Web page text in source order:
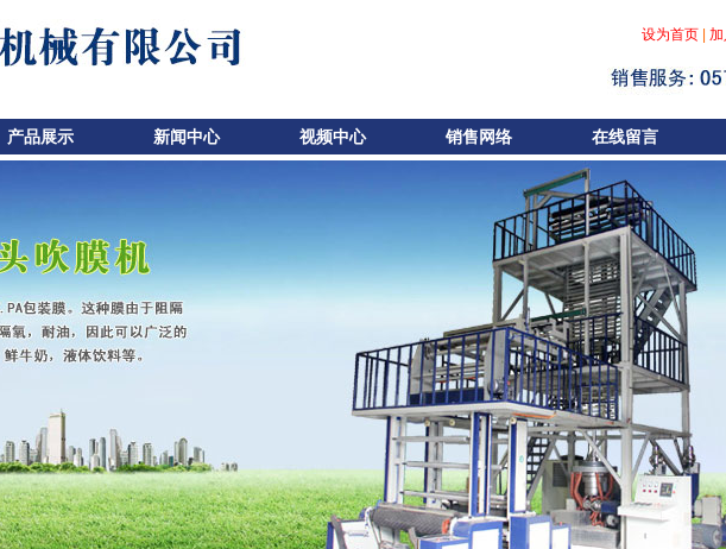
设为首页
产品展示 新闻中心 视频中心 销售网络 在线留言